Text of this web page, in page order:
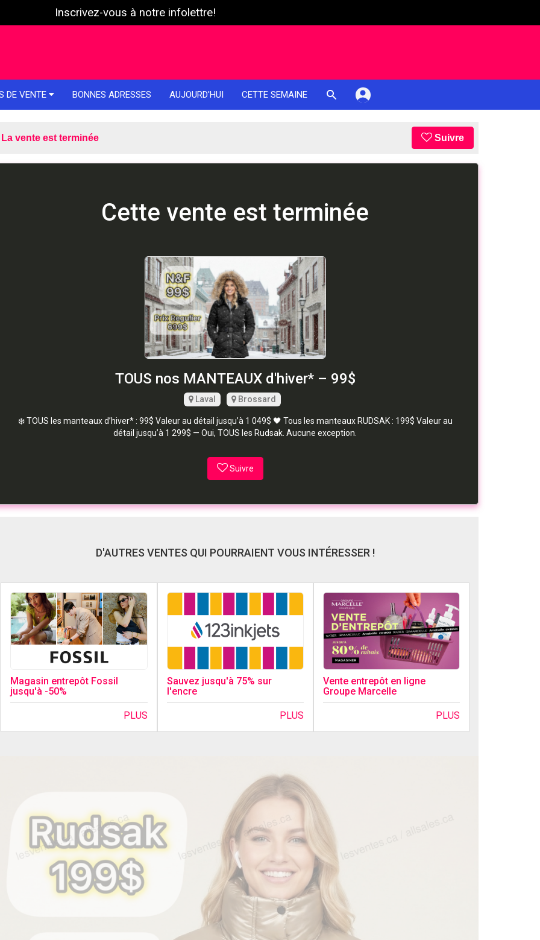
Inscrivez-vous à notre infolettre!
DE VENTE BONNES ADRESSES AUJOURD'HUI CETTE SEMAINE
La vente est terminée Suivre
Cette vente est terminée
TOUS nos MANTEAUX d'hiver* – 99$
Laval Brossard
❄️ TOUS les manteaux d’hiver* : 99$ Valeur au détail jusqu’à 1 049$ 🖤 Tous les manteaux RUDSAK : 199$ Valeur au
détail jusqu’à 1 299$ — Oui, TOUS les Rudsak. Aucune exception.
Suivre
D'AUTRES VENTES QUI POURRAIENT VOUS INTÉRESSER !
Magasin entrepôt Fossil
jusqu'à -50%
PLUS
Sauvez jusqu'à 75% sur
l'encre
PLUS
Vente entrepôt en ligne
Groupe Marcelle
PLUS